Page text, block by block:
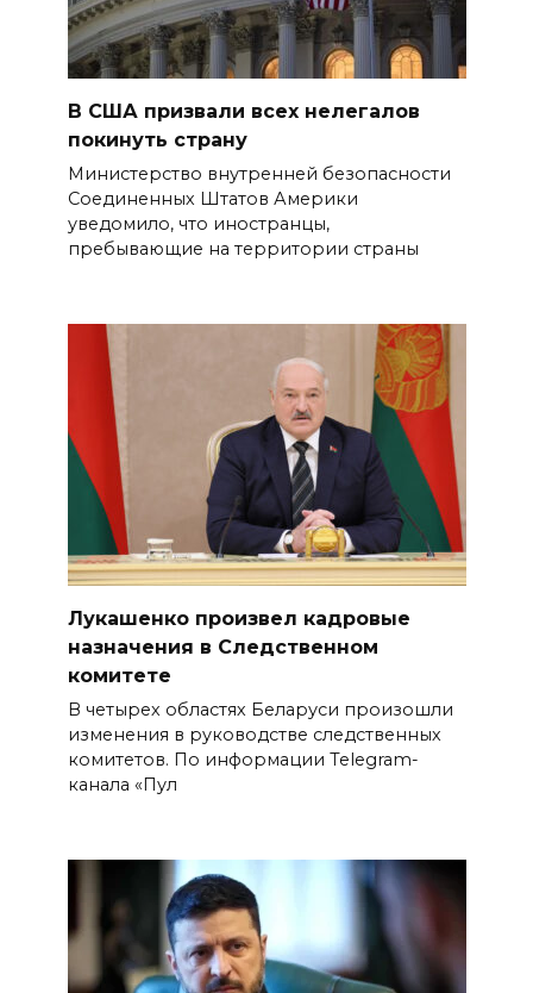
В США призвали всех нелегалов
покинуть страну
Министерство внутренней безопасности
Соединенных Штатов Америки
уведомило, что иностранцы,
пребывающие на территории страны
Лукашенко произвел кадровые
назначения в Следственном
комитете
В четырех областях Беларуси произошли
изменения в руководстве следственных
комитетов. По информации Telegram-
канала «Пул